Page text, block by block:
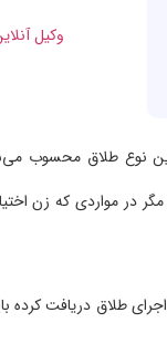
نوع طلاق محسوب
در مواردی که زن
طلاق دریافت کرده